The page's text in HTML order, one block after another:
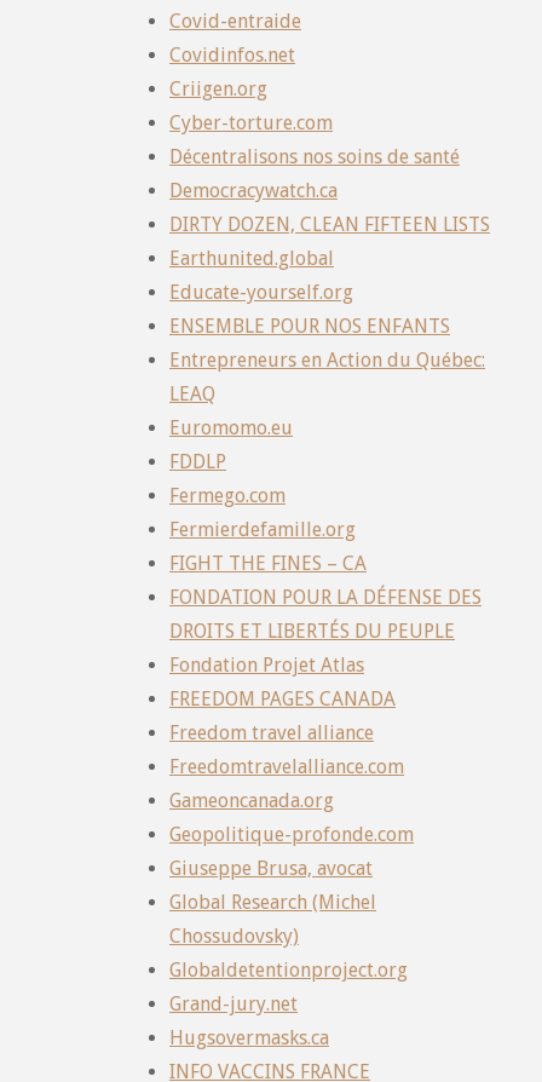
Covid-entraide
Covidinfos.net
Criigen.org
Cyber-torture.com
Décentralisons nos soins de santé
Democracywatch.ca
DIRTY DOZEN, CLEAN FIFTEEN LISTS
Earthunited.global
Educate-yourself.org
ENSEMBLE POUR NOS ENFANTS
Entrepreneurs en Action du Québec:
LEAQ
Euromomo.eu
FDDLP
Fermego.com
Fermierdefamille.org
FIGHT THE FINES – CA
FONDATION POUR LA DÉFENSE DES
DROITS ET LIBERTÉS DU PEUPLE
Fondation Projet Atlas
FREEDOM PAGES CANADA
Freedom travel alliance
Freedomtravelalliance.com
Gameoncanada.org
Geopolitique-profonde.com
Giuseppe Brusa, avocat
Global Research (Michel
Chossudovsky)
Globaldetentionproject.org
Grand-jury.net
Hugsovermasks.ca
INFO VACCINS FRANCE